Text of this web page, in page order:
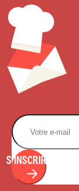
S'INSCRIRE